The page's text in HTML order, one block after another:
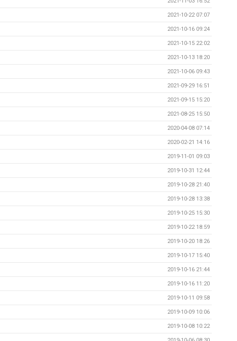
2021-10-22 07:07
2021-10-16 09:24
2021-10-15 22:02
2021-10-13 18:20
2021-10-06 09:43
2021-09-29 16:51
2021-09-15 15:20
2021-08-25 15:50
2020-04-08 07:14
2020-02-21 14:16
2019-11-01 09:03
2019-10-31 12:44
2019-10-28 21:40
2019-10-28 13:38
2019-10-25 15:30
2019-10-22 18:59
2019-10-20 18:26
2019-10-17 15:40
2019-10-16 21:44
2019-10-16 11:20
2019-10-11 09:58
2019-10-09 10:06
2019-10-08 10:22